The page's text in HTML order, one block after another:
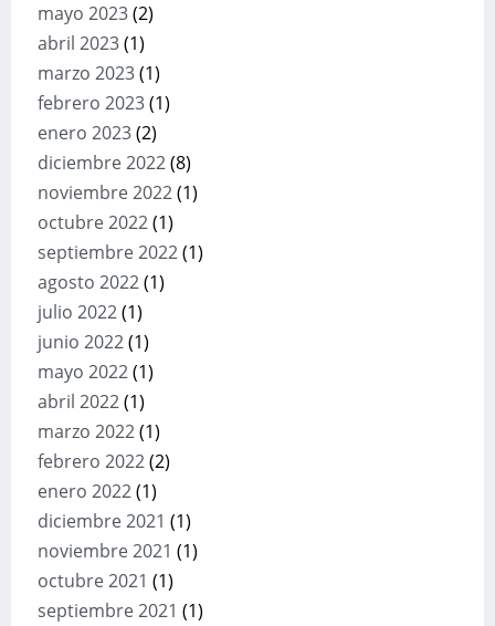
mayo 2023(2)
abril 2023(1)
marzo 2023(1)
febrero 2023(1)
enero 2023(2)
diciembre 2022(8)
noviembre 2022(1)
octubre 2022(1)
septiembre 2022(1)
agosto 2022(1)
julio 2022(1)
junio 2022(1)
mayo 2022(1)
abril 2022(1)
marzo 2022(1)
febrero 2022(2)
enero 2022(1)
diciembre 2021 (1)
noviembre 2021 (1)
octubre 2021 (1)
septiembre 2021 (1)